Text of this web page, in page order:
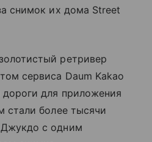
снимок их дома Street
ретривер
сервиса Daum Kakao
для приложения
стали более тысячи
с одним